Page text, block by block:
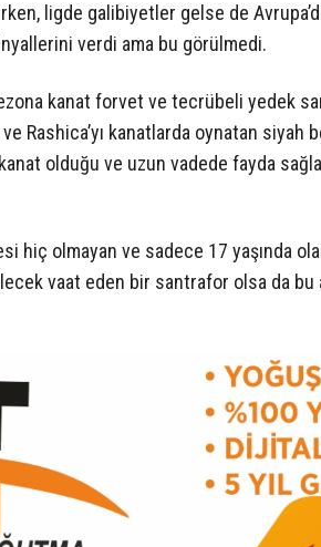
ligde galibiyetler gelse de
verdi ama bu görülmedi.
kanat forvet ve tecrübeli yedek
Rashica’yı kanatlarda oynatan siyah
olduğu ve uzun vadede fayda
hiç olmayan ve sadece 17 yaşında
vaat eden bir santrafor olsa da bu